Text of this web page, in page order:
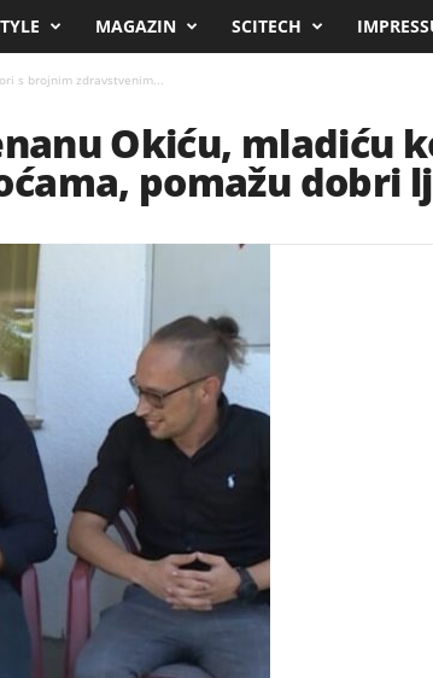
MAGAZIN SCITECH
s brojnim zdravstvenim...
Okiću, mladiću
pomažu dobri